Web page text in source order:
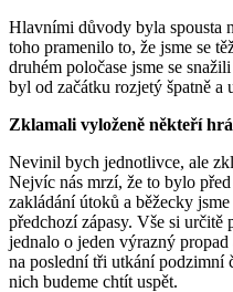
Hlavními důvody byla spousta
toho pramenilo to, že jsme se
druhém poločase jsme se
byl od začátku rozjetý špatně a
Zklamali vyloženě někteří
Nevinil bych jednotlivce, ale
Nejvíc nás mrzí, že to bylo
zakládání útoků a běžecky
předchozí zápasy. Vše si určitě
jednalo o jeden výrazný
na poslední tři utkání podzimní
nich budeme chtít uspět.